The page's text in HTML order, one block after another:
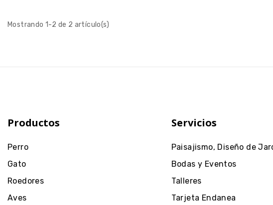
Mostrando 1-2 de 2 artículo(s)
Productos
Perro
Gato
Roedores
Aves
Servicios
Paisajismo, Diseño de
Bodas y Eventos
Talleres
Tarjeta Endanea